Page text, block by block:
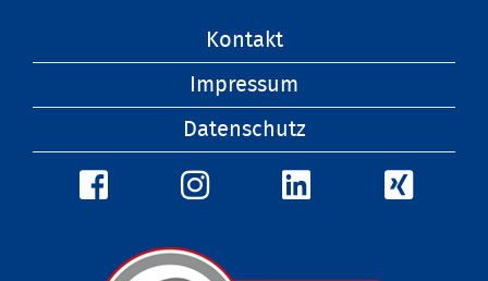
Kontakt
Impressum
Datenschutz